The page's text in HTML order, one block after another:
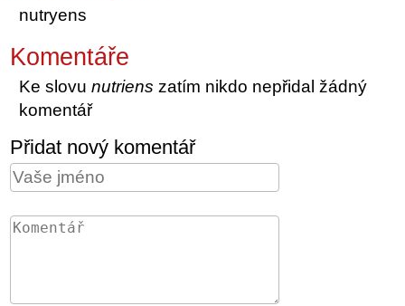
nutryens
Komentáře
Ke slovunutriens zatím nikdo nepřidal žádný
komentář
Přidat nový komentář